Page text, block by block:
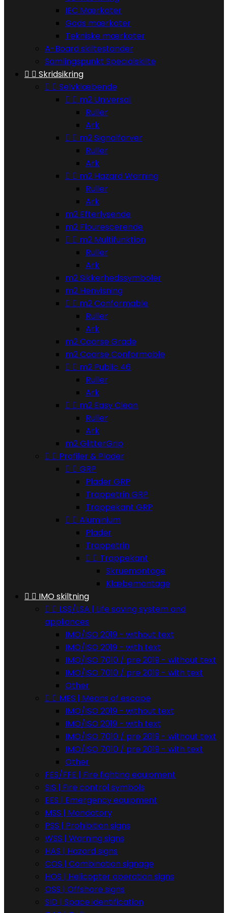
IEC Mærkater
Gods mærkater
Tekniske mærkater
A-Board skiltestander
Samlingspunkt Specialskilte
  Skridsikring
  Selvklæbende
  m2 Universal
Ruller
Ark
  m2 Signalfarver
Ruller
Ark
  m2 Hazard Warning
Ruller
Ark
m2 Efterlysende
m2 Flourescerende
  m2 Multifunktion
Ruller
Ark
m2 Sikkerhedssymboler
m2 Henvisning
  m2 Conformable
Ruller
Ark
m2 Coarse Grade
m2 Coarse Conformable
  m2 Public 46
Ruller
Ark
  m2 Easy Clean
Ruller
Ark
m2 GlitterGrip
  Profiler & Plader
  GRP
Plader GRP
Trappetrin GRP
Trappekant GRP
  Aluminium
Plader
Trappetrin
  Trappekant
Skruemontage
Klæbemontage
  IMO skiltning
  LSS/LSA | Life saving system and
appliances
IMO/ISO 2019 - without text
IMO/ISO 2019 - with text
IMO/ISO 7010 / pre 2019 - without text
IMO/ISO 7010 / pre 2019 - with text
Other
  MES | Means of escape
IMO/ISO 2019 - without text
IMO/ISO 2019 - with text
IMO/ISO 7010 / pre 2019 - without text
IMO/ISO 7010 / pre 2019 - with text
Other
FES/FFE | Fire fighting equipment
SIS | Fire control symbols
EES | Emergency equipment
MSS | Mandatory
PSS | Prohibition signs
WSS | Warning signs
HAS | Hazard signs
COS | Combination signage
HOS | Helicopter operation signs
OSS | Offshore signs
SID | Space identification